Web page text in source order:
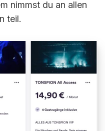
nimmst du an allen
teil.